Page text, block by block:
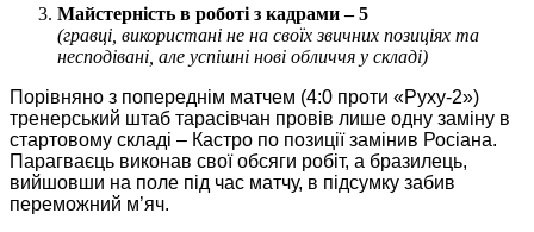
Майстерність в роботі з кадрами – 5
(гравці, використані не на своїх звичних позиціях та
несподівані, але успішні нові обличчя у складі)
Порівняно з попереднім матчем (4:0 проти «Руху-2»)
тренерський штаб тарасівчан провів лише одну заміну в
стартовому складі – Кастро по позиції замінив Росіана.
Парагваєць виконав свої обсяги робіт, а бразилець,
вийшовши на поле під час матчу, в підсумку забив
переможний м’яч.